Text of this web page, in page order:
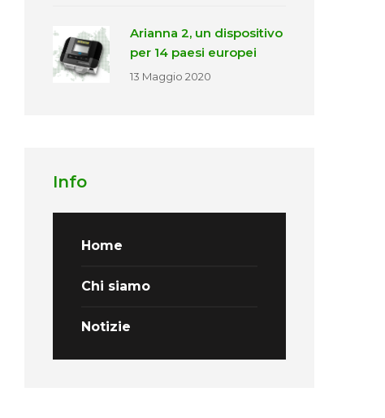
Arianna 2, un dispositivo
per 14 paesi europei
13 Maggio 2020
Info
Home
Chi siamo
Notizie